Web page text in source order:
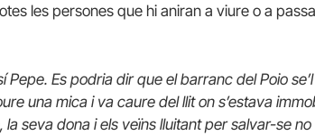
les persones que hi aniran a viure o a
Pepe. Es podria dir que el barranc del Poio
una mica i va caure del llit on s’estava
la seva dona i els veïns lluitant per salvar-se